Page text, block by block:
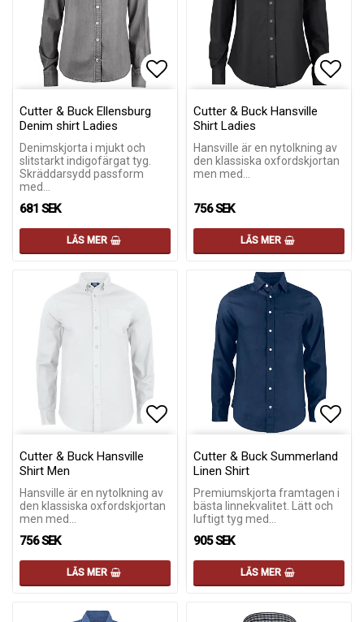
Lägg till i favoritlistan
Lägg till i favoritlistan
Cutter & Buck Ellensburg
Denim shirt Ladies
Denimskjorta i mjukt och
slitstarkt indigofärgat tyg.
Skräddarsydd passform
med…
681 SEK
LÄS MER
Cutter & Buck Hansville
Shirt Ladies
Hansville är en nytolkning av
den klassiska oxfordskjortan
men med…
756 SEK
LÄS MER
Lägg till i favoritlistan
Lägg till i favoritlistan
Cutter & Buck Hansville
Shirt Men
Hansville är en nytolkning av
den klassiska oxfordskjortan
men med…
756 SEK
LÄS MER
Cutter & Buck Summerland
Linen Shirt
Premiumskjorta framtagen i
bästa linnekvalitet. Lätt och
luftigt tyg med…
905 SEK
LÄS MER